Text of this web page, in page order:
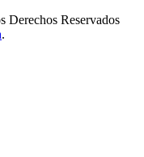
Derechos Reservados
.